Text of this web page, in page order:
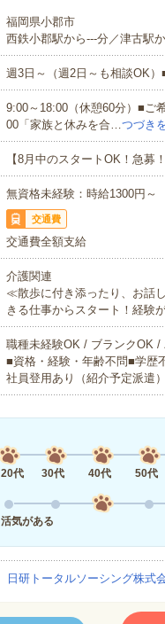
福岡県小郡市
西鉄小郡駅から---分／津古駅
週3日～（週2日～も相談OK
9:00～18:00（休憩60分）■ご
00「家族と休みを合…つづき
【8月中のスタートOK！急
無資格未経験：時給1300円
交通費
交通費全額支給
介護関連
≪散歩に付き添ったり、お話
きる仕事からスタート！経験
職種未経験OK / ブランクOK
■資格・経験・年齢不問■学歴
社員登用あり（紹介予定派遣
20代
30代 40代 50代
活気がある
日研トータルソーシング株